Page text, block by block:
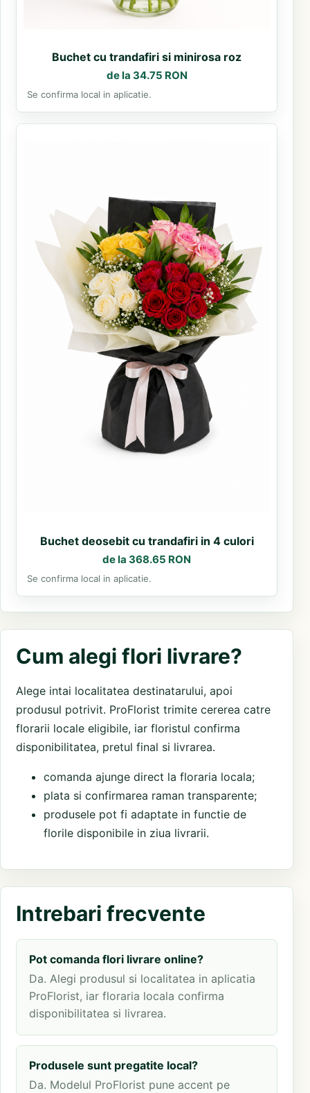
Buchet cu trandafiri si minirosa roz
de la 34.75 RON
Se confirma local in aplicatie.
Buchet deosebit cu trandafiri in 4 culori
de la 368.65 RON
Se confirma local in aplicatie.
Cum alegi flori livrare?
Alege intai localitatea destinatarului, apoi
produsul potrivit. ProFlorist trimite cererea catre
florarii locale eligibile, iar floristul confirma
disponibilitatea, pretul final si livrarea.
comanda ajunge direct la floraria locala;
plata si confirmarea raman transparente;
produsele pot fi adaptate in functie de
florile disponibile in ziua livrarii.
Intrebari frecvente
Pot comanda flori livrare online?
Da. Alegi produsul si localitatea in aplicatia
ProFlorist, iar floraria locala confirma
disponibilitatea si livrarea.
Produsele sunt pregatite local?
Da. Modelul ProFlorist pune accent pe